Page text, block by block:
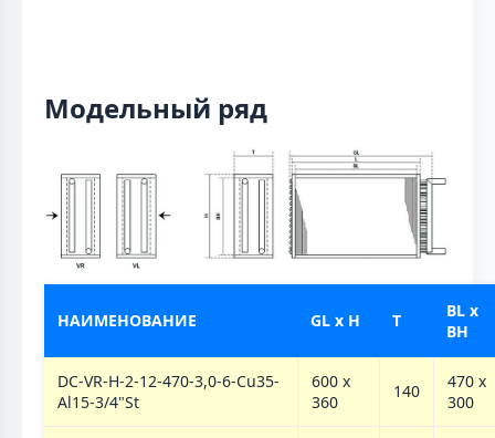
Модельный ряд
НАИМЕНОВАНИЕ GL x H T
BL x
BH
DC-VR-H-2-12-470-3,0-6-Cu35-
Al15-3/4"St
600 х
360
140
470 х
300